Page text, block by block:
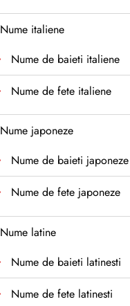
Nume italiene
Nume de baieti italiene
Nume de fete italiene
Nume japoneze
Nume de baieti japoneze
Nume de fete japoneze
Nume latine
Nume de baieti latinesti
Nume de fete latinesti